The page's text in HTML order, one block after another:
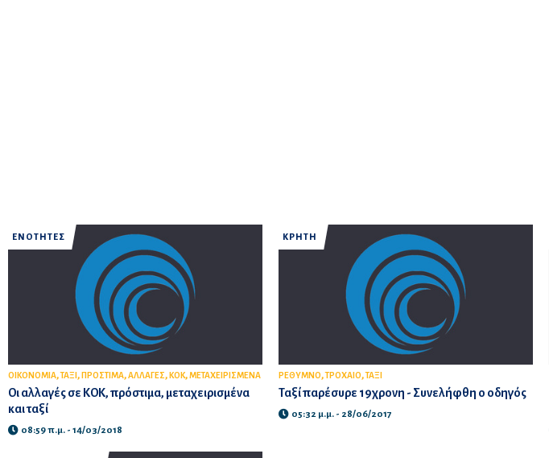
ΕΝΟΤΗΤΕΣ
ΟΙΚΟΝΟΜΙΑ,ΤΑΞΙ , ΠΡΟΣΤΙΜΑ,ΑΛΛΑΓΕΣ, ΚΟΚ,ΜΕΤΑΧΕΙΡΙΣΜΕΝΑ
Οι αλλαγές σε ΚΟΚ, πρόστιμα, μεταχειρισμένα
και ταξί
08:59 π.μ. - 14/03/2018
ΚΡΗΤΗ
ΡΕΘΥΜΝΟ,ΤΡΟΧΑΙΟ,ΤΑΞΙ
Ταξί παρέσυρε 19χρονη - Συνελήφθη ο οδηγός
05:32 μ.μ. - 28/06/2017